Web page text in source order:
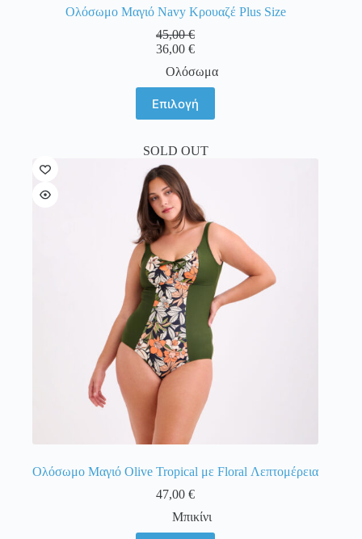
Ολόσωμο Μαγιό Navy Κρουαζέ Plus Size
45,00€
36,00€
Ολόσωμα
Επιλογή
το
προϊόν
πολλαπλές
παραλλαγές.
Οι
επιλογές
μπορούν
να
επιλεγούν
στη
σελίδα
του
προϊόντος
SOLD OUT
Ολόσωμο Μαγιό Olive Tropical με Floral Λεπτομέρεια
47,00€
Μπικίνι